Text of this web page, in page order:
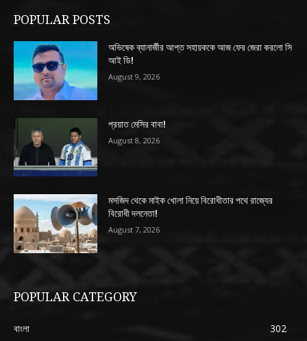
POPULAR POSTS
অভিষেক ব্যানার্জীর আপ্ত সহায়ককে আজ ফের জেরা করলো সি
আই ডি!
August 9, 2026
প্রয়াত মেসির বাবা!
August 8, 2026
মসজিদ থেকে মাইক খোলা নিয়ে বিরোধীতার পথে রাজ্যের
বিরোধী দলনেতা!
August 7, 2026
POPULAR CATEGORY
বাংলা
302